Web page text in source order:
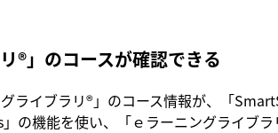
®」のコースが確認できる
ライブラリ®」のコース情報が、「
の機能を使い、「ｅラーニングライブラ